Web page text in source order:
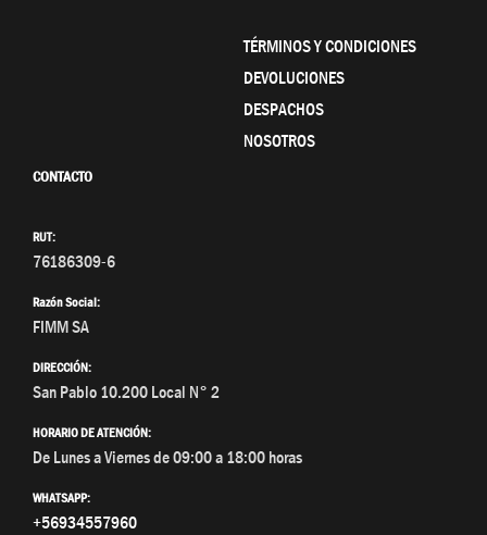
TÉRMINOS Y CONDICIONES
DEVOLUCIONES
DESPACHOS
NOSOTROS
CONTACTO
RUT:
76186309-6
Razón Social:
FIMM SA
DIRECCIÓN:
San Pablo 10.200 Local N° 2
HORARIO DE ATENCIÓN:
De Lunes a Viernes de 09:00 a 18:00 horas
WHATSAPP:
+56934557960